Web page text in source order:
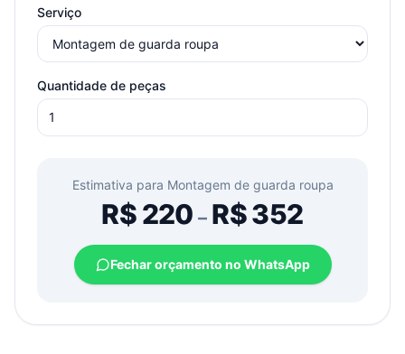
Serviço
Quantidade de peças
Estimativa para Montagem de guarda roupa
R$220 –R$352
Fechar orçamento no WhatsApp